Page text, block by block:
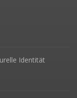
Identität